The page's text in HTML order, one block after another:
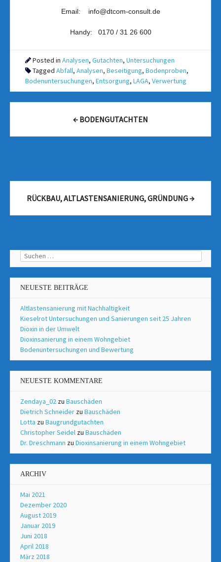
Email: info@dtcom-consult.de
Handy: 0170 / 31 26 600
Posted in Analysen, Gutachten, Untersuchungen
Tagged Abfall, Analysen, Beseitigung, Bodenproben,
Bodenuntersuchungen, Entsorgung, LAGA, Verwertung
navigation
← BODENGUTACHTEN
RÜCKBAU, ALTLASTENSANIERUNG, GRÜNDUNG→
Suchen
nach:
NEUESTE BEITRÄGE
Altlastensanierung mit Nachhaltigkeit
Kieselrot Untersuchungen und Sanierungen seit 25 Jahren
Dioxin in der Umwelt
Dioxinsanierung in einem Wohngebiet
Bodenuntersuchungen und Bewertung
NEUESTE KOMMENTARE
Zendaya_02 zu Bauschäden
Dietrich Schneider zu Bauschäden
Lotta zu Baugrundgutachten
Christopher Seidel zu Bauschäden
Dr. Dreschmann zu Dioxinsanierung in einem Wohngebiet
ARCHIV
Mai 2021
Dezember 2020
August 2019
Januar 2019
Juni 2018
April 2018
März 2018